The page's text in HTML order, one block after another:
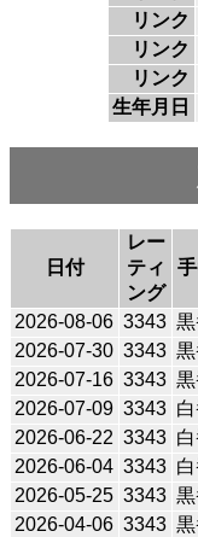
リンク
リンク
リンク
生年月日
日付
レー
ティ
ング
2026-08-06 3343
2026-07-30 3343
2026-07-16 3343
2026-07-09 3343
2026-06-22 3343
2026-06-04 3343
2026-05-25 3343
2026-04-06 3343